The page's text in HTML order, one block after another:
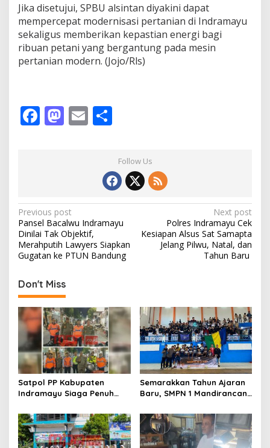
‎Jika disetujui, SPBU alsintan diyakini dapat
mempercepat modernisasi pertanian di Indramayu
sekaligus memberikan kepastian energi bagi
ribuan petani yang bergantung pada mesin
pertanian modern. (Jojo/Rls)
F
o
k
M
n
E
ar
eFollow Us
P
o
s
t
n
a
v
i
g
a
t
i
o
n
Previous post
Pansel Bacalwu Indramayu
Dinilai Tak Objektif,
Merahputih Lawyers Siapkan
Gugatan ke PTUN Bandung
Next post
Polres Indramayu Cek
Kesiapan Alsus Sat Samapta
Jelang Pilwu, Natal, dan
Tahun Baru ‎
Don't Miss
Satpol PP Kabupaten
Indramayu Siaga Penuh
Pastikan Masyarakat
Nyaman Beraktivitas
Semarakkan Tahun Ajaran
Baru, SMPN 1 Mandirancan
Futsal dan Pencak Silat